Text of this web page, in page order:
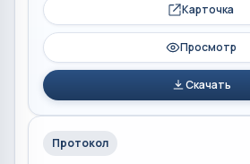
Карточка
Просмотр
Скачать
Протокол